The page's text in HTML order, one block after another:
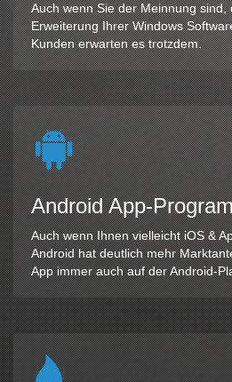
Auch wenn Sie der Meinnung sind,
Erweiterung Ihrer Windows
Kunden erwarten es trotzdem.
Android App-
Auch wenn Ihnen vielleicht iOS &
Android hat deutlich mehr
App immer auch auf der Android-